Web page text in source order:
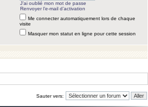
J’ai oublié mon mot de passe
Renvoyer l’e-mail d’activation
Me connecter automatiquement lors de chaque
visite
Masquer mon statut en ligne pour cette session
Sauter vers: